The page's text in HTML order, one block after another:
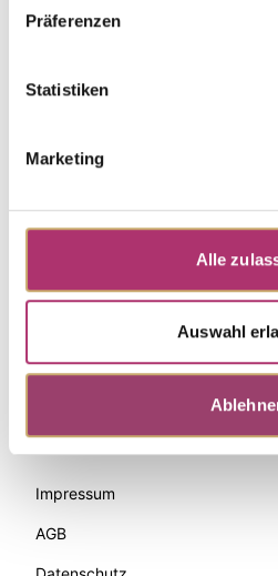
Präferenzen
Statistiken
Marketing
Alle
Auswahl
Zahlungsmethoden
Palido
Impressum
AGB